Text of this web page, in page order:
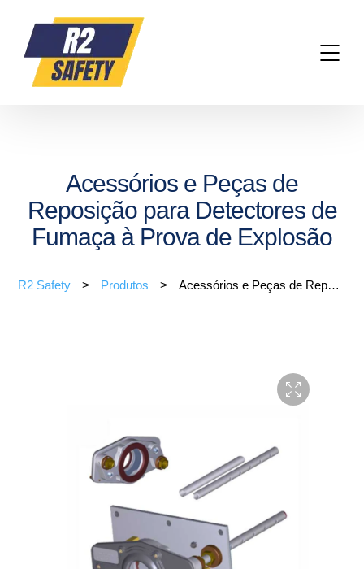
Acessórios e Peças de
Reposição para Detectores de
Fumaça à Prova de Explosão
R2 Safety > Produtos > Acessórios e Peças de Reposição para Detectores de Fumaça à Prova de Explosão